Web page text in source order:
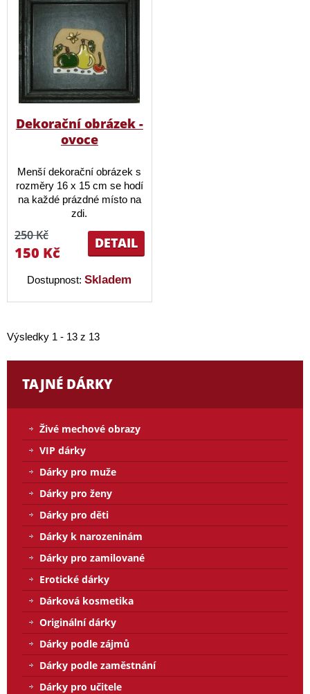
Dekorační obrázek -
ovoce
Menší dekorační obrázek s
rozměry 16 x 15 cm se hodí
na každé prázdné místo na
zdi.
DETAIL
250 Kč
150 Kč
Dostupnost:Skladem
Výsledky 1 - 13 z 13
TAJNÉ DÁRKY
Živé mechové obrazy
VIP dárky
Dárky pro muže
Dárky pro ženy
Dárky pro děti
Dárky k narozeninám
Dárky pro zamilované
Erotické dárky
Dárková kosmetika
Originální dárky
Dárky podle zájmů
Dárky podle zaměstnání
Dárky pro učitele